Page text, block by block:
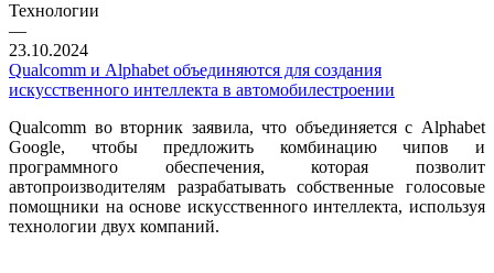
Технологии
—
23.10.2024
Qualcomm и Alphabet объединяются для создания
искусственного интеллекта в автомобилестроении
Qualcomm во вторник заявила, что объединяется с Alphabet
Google, чтобы предложить комбинацию чипов и
программного обеспечения, которая позволит
автопроизводителям разрабатывать собственные голосовые
помощники на основе искусственного интеллекта, используя
технологии двух компаний.